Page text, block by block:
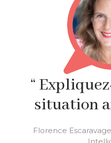
“
situation
Florence